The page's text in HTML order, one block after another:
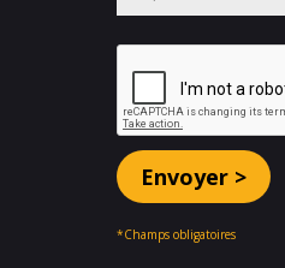
*Champs obligatoires